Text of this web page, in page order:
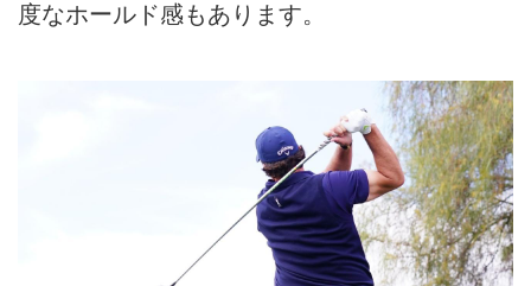
度なホールド感もあります。